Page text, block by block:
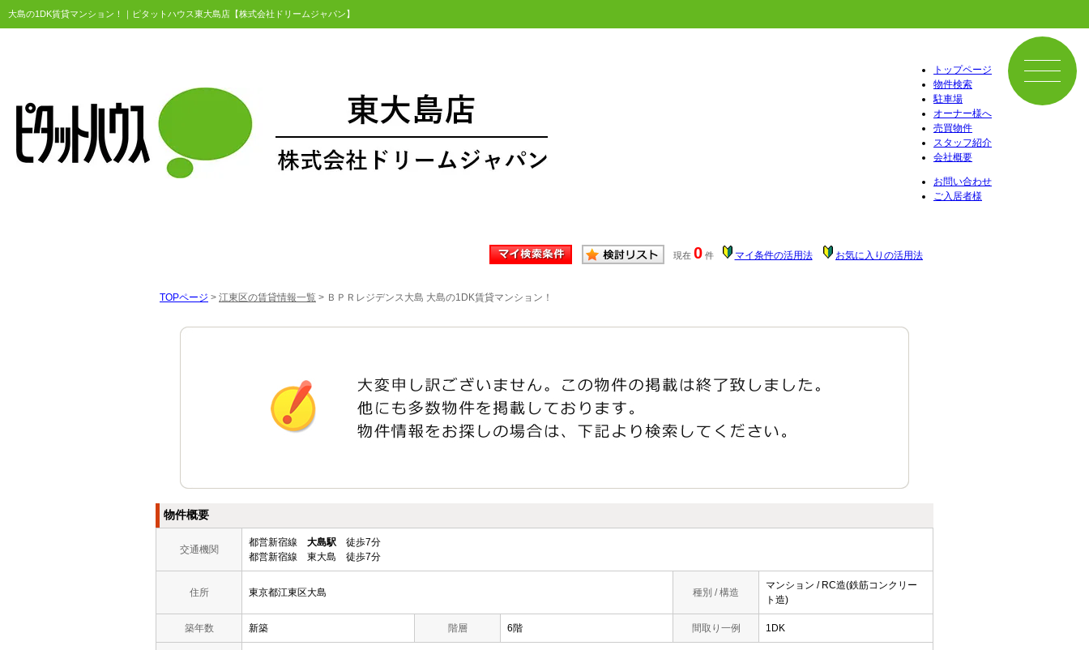
大島の1DK賃貸マンション！｜ピタットハウス東大島店【株式会社ドリームジャパン】
トップページ
物件検索
駐車場
オーナー様へ
売買物件
スタッフ紹介
会社概要
お問い合わせ
ご入居者様
現在 0 件 マイ条件の活用法 お気に入りの活用法
TOPページ > 江東区の賃貸情報一覧 > ＢＰＲレジデンス大島 大島の1DK賃貸マンション！
物件概要
交通機関
都営新宿線 大島駅 徒歩7分
都営新宿線 東大島 徒歩7分
住所 東京都江東区大島 種別 / 構造
マンション / RC造(鉄筋コンクリー
ト造)
築年数 新築 階層 6階 間取り一例 1DK